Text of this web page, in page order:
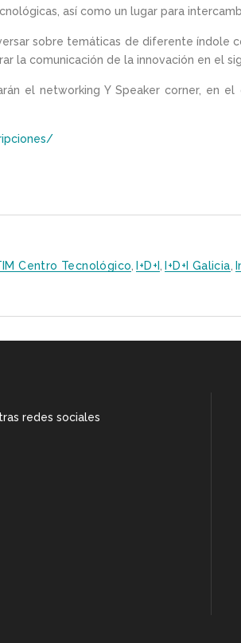
así como un lugar para
sobre temáticas de diferente índole
la comunicación de la innovación en el
el networking Y Speaker corner, en
Centro Tecnológico I+D+i I+D+i Galicia
redes sociales